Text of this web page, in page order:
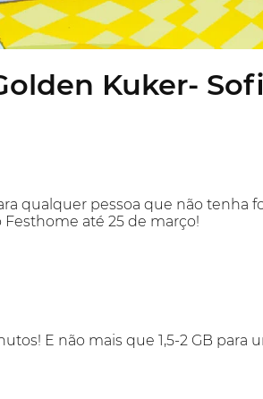
Kuker-
qualquer pessoa que não tenha
até 25 de março!
E não mais que 1,5-2 GB para